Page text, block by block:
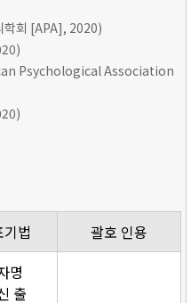
학회 [APA], 2020)
Psychological Association
기법 괄호 인용
명
출